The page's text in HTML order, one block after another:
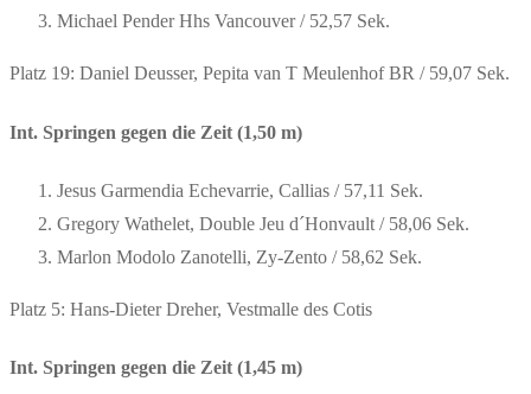
Michael Pender Hhs Vancouver / 52,57 Sek.
Platz 19: Daniel Deusser, Pepita van T Meulenhof BR / 59,07 Sek.
Int. Springen gegen die Zeit (1,50 m)
Jesus Garmendia Echevarrie, Callias / 57,11 Sek.
Gregory Wathelet, Double Jeu d´Honvault / 58,06 Sek.
Marlon Modolo Zanotelli, Zy-Zento / 58,62 Sek.
Platz 5: Hans-Dieter Dreher, Vestmalle des Cotis
Int. Springen gegen die Zeit (1,45 m)